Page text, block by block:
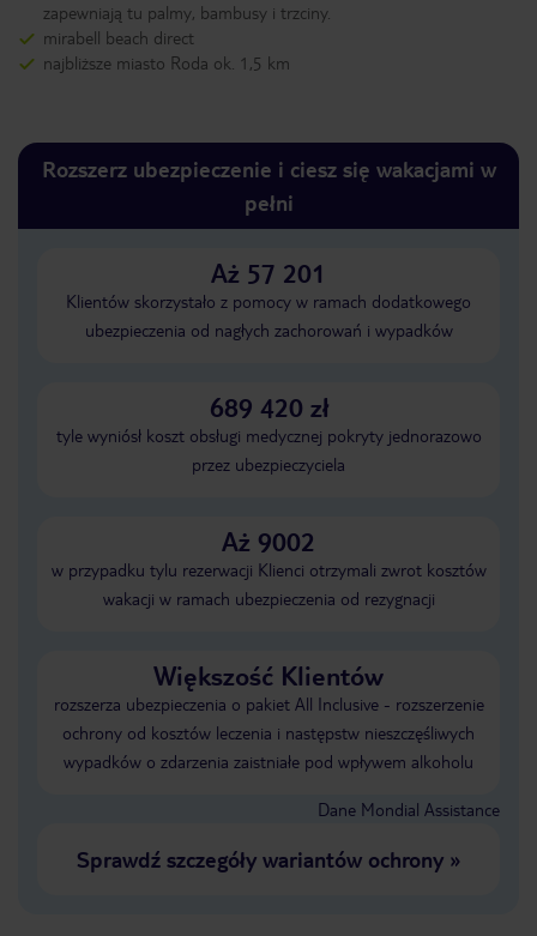
zapewniają tu palmy, bambusy i trzciny.
mirabell beach direct
najbliższe miasto Roda ok. 1,5 km
Rozszerz ubezpieczenie i ciesz się wakacjami w
pełni
Aż 57 201
Klientów skorzystało z pomocy w ramach dodatkowego
ubezpieczenia od nagłych zachorowań i wypadków
689 420 zł
tyle wyniósł koszt obsługi medycznej pokryty jednorazowo
przez ubezpieczyciela
Aż 9002
w przypadku tylu rezerwacji Klienci otrzymali zwrot kosztów
wakacji w ramach ubezpieczenia od rezygnacji
Większość Klientów
rozszerza ubezpieczenia o pakiet All Inclusive - rozszerzenie
ochrony od kosztów leczenia i następstw nieszczęśliwych
wypadków o zdarzenia zaistniałe pod wpływem alkoholu
Dane Mondial Assistance
Sprawdź szczegóły wariantów ochrony»